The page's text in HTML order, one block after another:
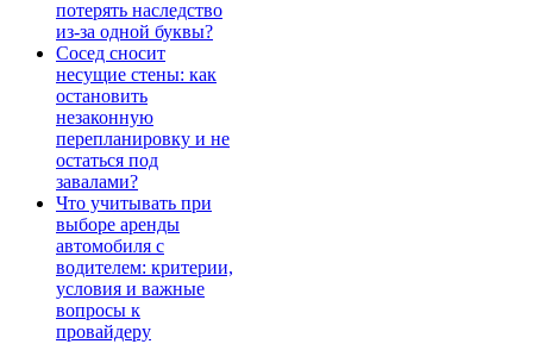
потерять наследство
из-за одной буквы?
Сосед сносит
несущие стены: как
остановить
незаконную
перепланировку и не
остаться под
завалами?
Что учитывать при
выборе аренды
автомобиля с
водителем: критерии,
условия и важные
вопросы к
провайдеру